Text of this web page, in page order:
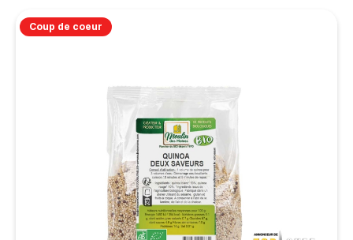
Coup de coeur